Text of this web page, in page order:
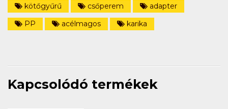
kötőgyűrű
csőperem
adapter
PP
acélmagos karika
Kapcsolódó termékek